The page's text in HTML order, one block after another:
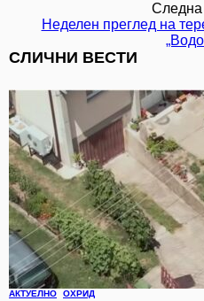
Следна
Неделен преглед на
СЛИЧНИ ВЕСТИ
АКТУЕЛНО ОХРИД